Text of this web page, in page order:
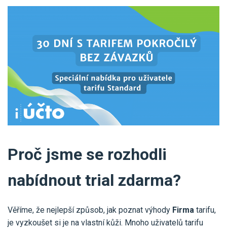
Proč jsme se rozhodli
nabídnout trial zdarma?
Věříme, že nejlepší způsob, jak poznat výhody Firma tarifu,
je vyzkoušet si je na vlastní kůži. Mnoho uživatelů tarifu